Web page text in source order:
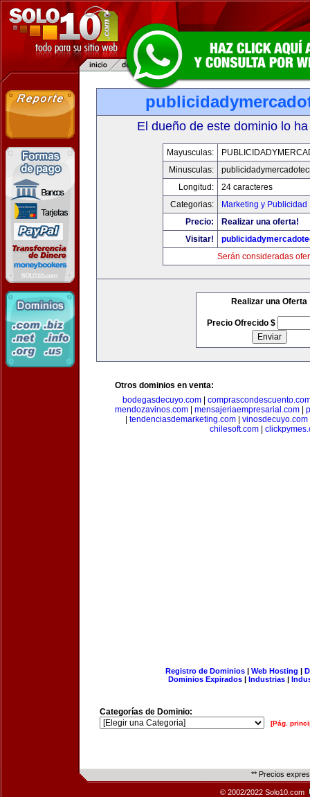
El dueño de este dominio lo
Mayusculas:
Minusculas:
Longitud:
24 caracteres
Categorias:
Marketing y Publicidad
Precio:
Realizar una oferta!
Visitar!
Serán consideradas
Realizar una Oferta
Precio Ofrecido $
Otros dominios en venta:
bodegasdecuyo.com
mendozavinos.com
mensajeriaempresarial.com
tendenciasdemarketing.com| vinosdecuyo.com
chilesoft.com
Registro de Dominios| Web Hosting |
Dominios Expirados | Industrias |
Categorías de Dominio:
[Pág.
** Precios
© 2002/2022 Solo10.com